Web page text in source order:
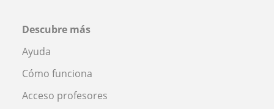
Descubre más
Ayuda
Cómo funciona
Acceso profesores